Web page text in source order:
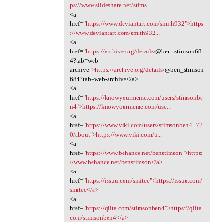
ps://www.slideshare.net/stims...
<a
href="https://www.deviantart.com/smith932">https
://www.deviantart.com/smith932...
<a
href="https://archive.org/details/@ben_stimson68
4?tab=web-
archive">https://archive.org/details/@ben_stimson
684?tab=web-archive</a>
<a
href="https://knowyourmeme.com/users/stimsonbe
n4">https://knowyourmeme.com/use...
<a
href="https://www.viki.com/users/stimsonben4_72
0/about">https://www.viki.com/u...
<a
href="https://www.behance.net/benstimson">https:
//www.behance.net/benstimson</a>
<a
href="https://issuu.com/smitee">https://issuu.com/
smitee</a>
<a
href="https://qiita.com/stimsonben4">https://qiita.
com/stimsonben4</a>